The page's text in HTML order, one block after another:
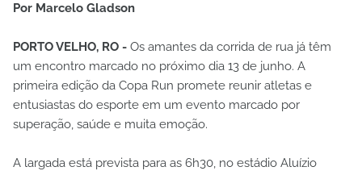
Por Marcelo Gladson
PORTO VELHO, RO - Os amantes da corrida de rua já têm
um encontro marcado no próximo dia 13 de junho. A
primeira edição da Copa Run promete reunir atletas e
entusiastas do esporte em um evento marcado por
superação, saúde e muita emoção.
A largada está prevista para as 6h30, no estádio Aluízio